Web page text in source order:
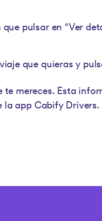
pulsar en “Ver
que quieras y
mereces. Esta
app Cabify Drivers.